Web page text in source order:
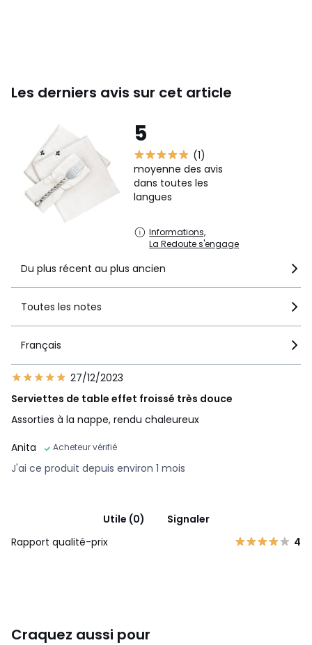
Les derniers avis sur cet article
5
(1)
moyenne des avis
dans toutes les
langues
Informations,
La Redoute s'engage
Du plus récent au plus ancien
Toutes les notes
Français
27/12/2023
Serviettes de table effet froissé très douce
Assorties à la nappe, rendu chaleureux
Anita
Acheteur vérifié
J'ai ce produit depuis environ 1 mois
Utile (0)
Signaler
Rapport qualité-prix
4
Craquez aussi pour